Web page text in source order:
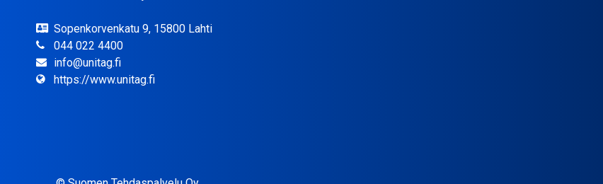
Sopenkorvenkatu 9, 15800 Lahti
044 022 4400
info@unitag.fi
https://www.unitag.fi